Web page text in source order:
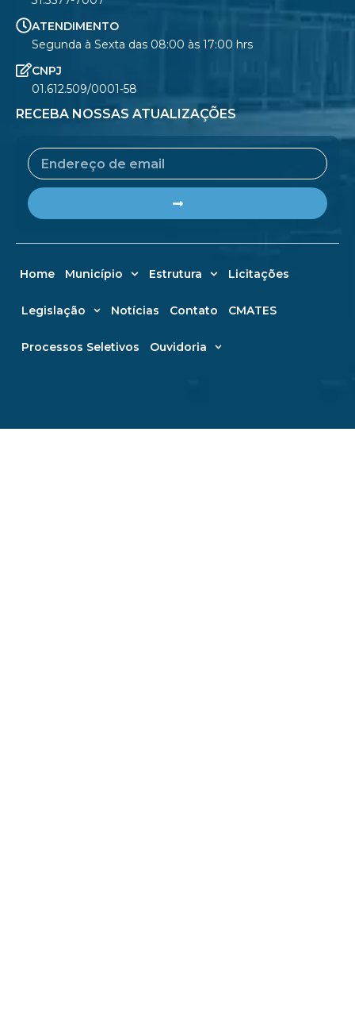
ATENDIMENTO
Segunda à Sexta das 08:00 às 17:00 hrs
CNPJ
01.612.509/0001-58
RECEBA NOSSAS ATUALIZAÇÕES
Email
Home Município Estrutura Licitações
Legislação Notícias Contato CMATES
Processos Seletivos Ouvidoria